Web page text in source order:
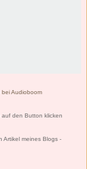
bei Audioboom
den Button klicken
Artikel meines Blogs -